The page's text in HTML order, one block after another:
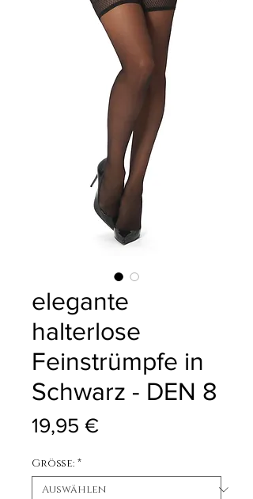
elegante
halterlose
Feinstrümpfe in
Schwarz - DEN 8
19,95 €Preis
Größe: *